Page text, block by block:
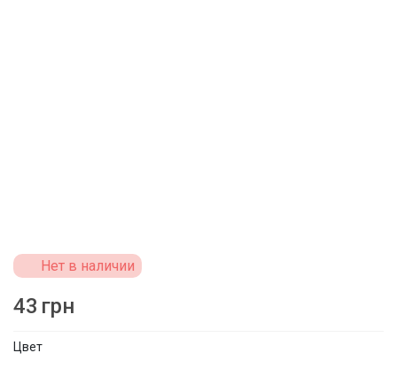
Цвет
Нет в наличии
43 грн